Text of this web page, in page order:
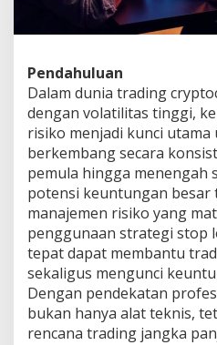
Pendahuluan
Dalam dunia trading
dengan volatilitas tinggi,
risiko menjadi kunci
berkembang secara
pemula hingga menengah
potensi keuntungan besar
manajemen risiko yang
penggunaan strategi stop
tepat dapat membantu
sekaligus mengunci
Dengan pendekatan
bukan hanya alat teknis,
rencana trading jangka